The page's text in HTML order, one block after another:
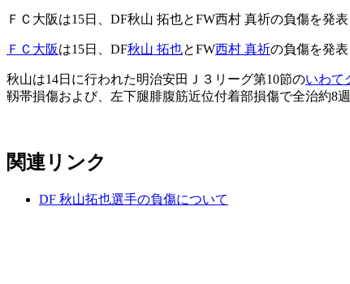
ＦＣ大阪は15日、DF秋山 拓也とFW西村 真祈の負傷を発
ＦＣ大阪は15日、DF秋山 拓也とFW西村 真祈の負傷を発表
秋山は14日に行われた明治安田Ｊ３リーグ第10節のいわて
靱帯損傷および、左下腿腓腹筋近位付着部損傷で全治約8
関連リンク
DF 秋山拓也選手の負傷について